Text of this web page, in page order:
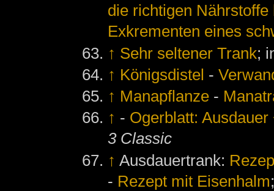
die richtigen
Exkrementen eines
↑ Sehr seltener Trank;
↑ Königsdistel -
↑ Manapflanze -
↑ - Ogerblatt: Ausdauer
3 Classic
↑ Ausdauertrank:
- Rezept mit Eisenhalm